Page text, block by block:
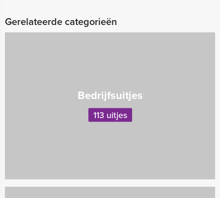
Gerelateerde categorieën
Bedrijfsuitjes
113 uitjes